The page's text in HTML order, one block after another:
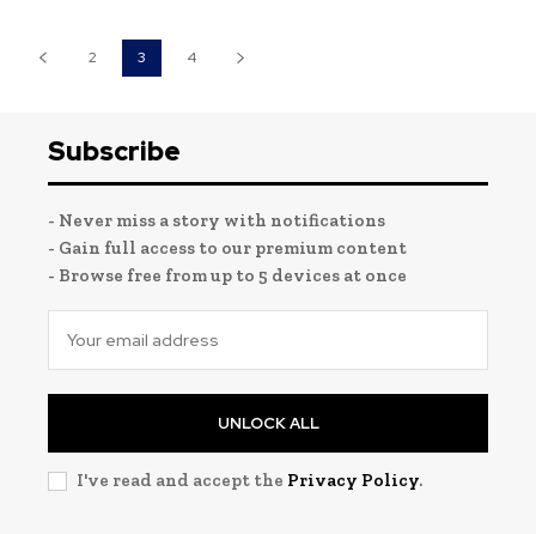
2 3 4
Subscribe
- Never miss a story with notifications
- Gain full access to our premium content
- Browse free from up to 5 devices at once
UNLOCK ALL
I've read and accept the Privacy Policy.